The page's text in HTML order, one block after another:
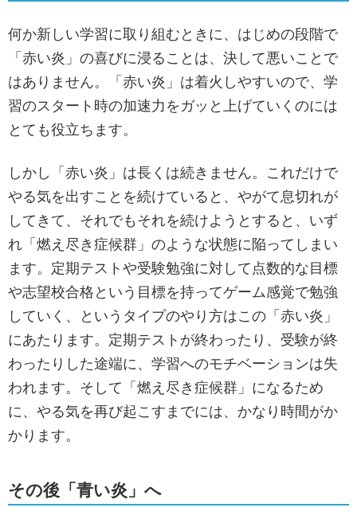
何か新しい学習に取り組むときに、はじめの段階で
「赤い炎」の喜びに浸ることは、決して悪いことで
はありません。「赤い炎」は着火しやすいので、学
習のスタート時の加速力をガッと上げていくのには
とても役立ちます。
しかし「赤い炎」は長くは続きません。これだけで
やる気を出すことを続けていると、やがて息切れが
してきて、それでもそれを続けようとすると、いず
れ「燃え尽き症候群」のような状態に陥ってしまい
ます。定期テストや受験勉強に対して点数的な目標
や志望校合格という目標を持ってゲーム感覚で勉強
していく、というタイプのやり方はこの「赤い炎」
にあたります。定期テストが終わったり、受験が終
わったりした途端に、学習へのモチベーションは失
われます。そして「燃え尽き症候群」になるため
に、やる気を再び起こすまでには、かなり時間がか
かります。
その後「青い炎」へ